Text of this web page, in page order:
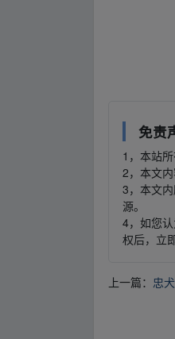
免责
1，本站
2，本文
3，本文
源。
4，如您
权后，立
上一篇： 忠